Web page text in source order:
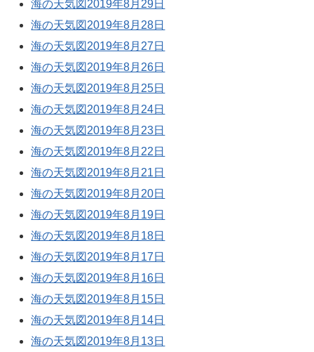
海の天気図2019年8月29日
海の天気図2019年8月28日
海の天気図2019年8月27日
海の天気図2019年8月26日
海の天気図2019年8月25日
海の天気図2019年8月24日
海の天気図2019年8月23日
海の天気図2019年8月22日
海の天気図2019年8月21日
海の天気図2019年8月20日
海の天気図2019年8月19日
海の天気図2019年8月18日
海の天気図2019年8月17日
海の天気図2019年8月16日
海の天気図2019年8月15日
海の天気図2019年8月14日
海の天気図2019年8月13日